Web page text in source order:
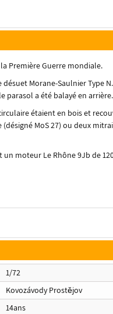
Première Guerre mondiale.
Morane-Saulnier Type
parasol a été balayé en arrière.
étaient en bois et
MoS 27) ou deux
un moteur Le Rhône 9Jb de
1/72
Kovozávody Prostějov
14ans